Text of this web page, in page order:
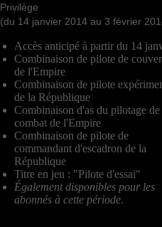
Privilège
(du 14 janvier 2014 au 3 février
Accès anticipé à partir du 14
Combinaison de pilote de
de l'Empire
Combinaison de pilote
de la République
Combinaison d'as du pilotage de
combat de l'Empire
Combinaison de pilote de
commandant d'escadron de la
République
Titre en jeu : "Pilote d'essai"
Également disponibles pour les
abonnés à cette période.